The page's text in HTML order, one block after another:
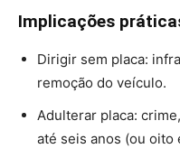
Implicações
Dirigir sem placa:
remoção do veículo.
Adulterar placa:
até seis anos (ou oito